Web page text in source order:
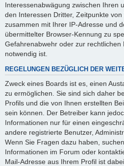
Interessenabwägung zwischen Ihren
den Interessen Dritter, Zeitpunkte
zusammen mit Ihrer IP-Adresse und
übermittelter Browser-Kennung zu
Gefahrenabwehr oder zur rechtlichen
notwendig ist.
REGELUNGEN BEZÜGLICH DER
Zweck eines Boards ist es, einen
zu ermöglichen. Sie sind sich daher
Profils und die von Ihnen erstellten
sein können. Der Betreiber kann
Informationen nur für einen
andere registrierte Benutzer,
Wenn Sie Fragen dazu haben,
Informationen im Forum oder
Mail-Adresse aus Ihrem Profil ist